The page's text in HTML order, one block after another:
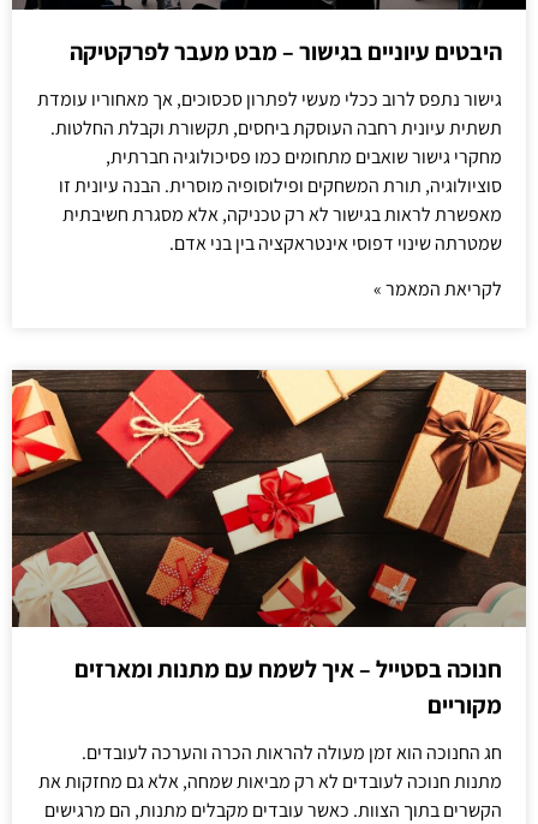
היבטים עיוניים בגישור – מבט מעבר לפרקטיקה
גישור נתפס לרוב ככלי מעשי לפתרון סכסוכים, אך מאחוריו עומדת
תשתית עיונית רחבה העוסקת ביחסים, תקשורת וקבלת החלטות.
מחקרי גישור שואבים מתחומים כמו פסיכולוגיה חברתית,
סוציולוגיה, תורת המשחקים ופילוסופיה מוסרית. הבנה עיונית זו
מאפשרת לראות בגישור לא רק טכניקה, אלא מסגרת חשיבתית
שמטרתה שינוי דפוסי אינטראקציה בין בני אדם.
לקריאת המאמר »
חנוכה בסטייל – איך לשמח עם מתנות ומארזים
מקוריים
חג החנוכה הוא זמן מעולה להראות הכרה והערכה לעובדים.
מתנות חנוכה לעובדים לא רק מביאות שמחה, אלא גם מחזקות את
הקשרים בתוך הצוות. כאשר עובדים מקבלים מתנות, הם מרגישים